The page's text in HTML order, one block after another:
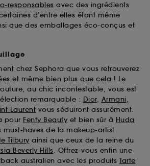
responsables avec des ingrédients
d’entre elles étant même
que des emballages éco-conçus et
chez Sephora que vous retrouverez
et même bien plus que cela ! Le
au chic incontestable, vous est
remarquable : Dior, Armani,
Laurent vous séduiront assurément.
pour Fenty Beauty et bien sûr à Huda
must-haves de la makeup-artist
Tilbury ainsi que ceux de la reine du
Beverly Hills. Offrez-vous enfin une
australien avec les produits Tarte